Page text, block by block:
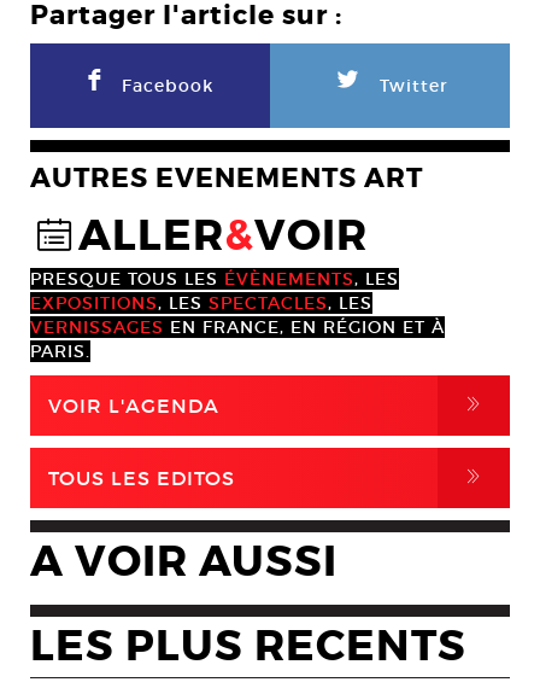
Partager l'article sur :
F Facebook L Twitter
AUTRES EVENEMENTS ART
@ALLER&VOIR
PRESQUE TOUS LES ÉVÈNEMENTS, LES
EXPOSITIONS, LES SPECTACLES, LES
VERNISSAGES EN FRANCE, EN RÉGION ET À
PARIS.
VOIR L'AGENDA ,
TOUS LES EDITOS ,
A VOIR AUSSI
LES PLUS RECENTS